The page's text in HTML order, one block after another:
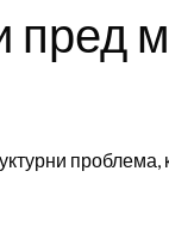
пред
проблема,